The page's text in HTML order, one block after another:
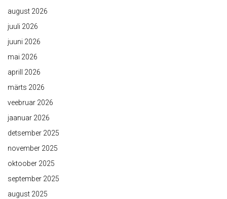
august 2026
juuli 2026
juuni 2026
mai 2026
aprill 2026
märts 2026
veebruar 2026
jaanuar 2026
detsember 2025
november 2025
oktoober 2025
september 2025
august 2025